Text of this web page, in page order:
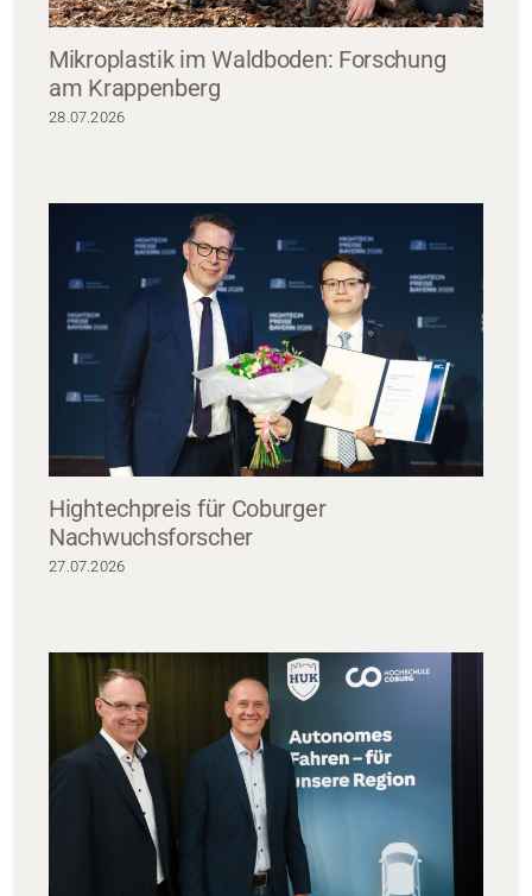
Mikroplastik im Waldboden: Forschung
am Krappenberg
28.07.2026
Hightechpreis für Coburger
Nachwuchsforscher
27.07.2026